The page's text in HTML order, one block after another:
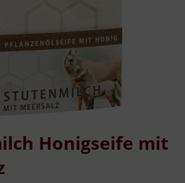
Honigseife mit